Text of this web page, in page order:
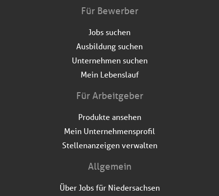
Für Bewerber
Jobs suchen
Ausbildung suchen
Unternehmen suchen
Mein Lebenslauf
Für Arbeitgeber
Produkte ansehen
Mein Unternehmensprofil
Stellenanzeigen verwalten
Allgemein
Über Jobs für Niedersachsen